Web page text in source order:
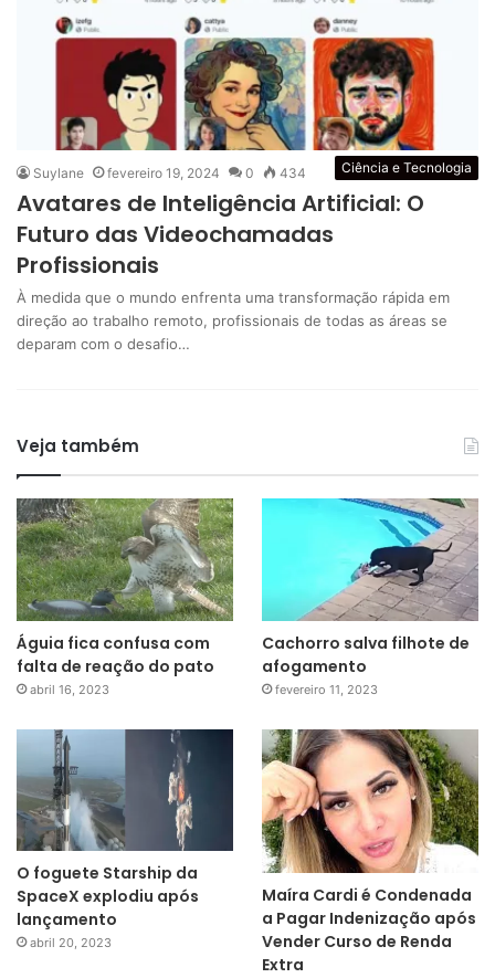
Ciência e Tecnologia
Suylane fevereiro 19, 2024 0 434
Avatares de Inteligência Artificial: O
Futuro das Videochamadas
Profissionais
À medida que o mundo enfrenta uma transformação rápida em
direção ao trabalho remoto, profissionais de todas as áreas se
deparam com o desafio…
Veja também
Águia fica confusa com
falta de reação do pato
abril 16, 2023
Cachorro salva filhote de
afogamento
fevereiro 11, 2023
O foguete Starship da
SpaceX explodiu após
lançamento
abril 20, 2023
Maíra Cardi é Condenada
a Pagar Indenização após
Vender Curso de Renda
Extra